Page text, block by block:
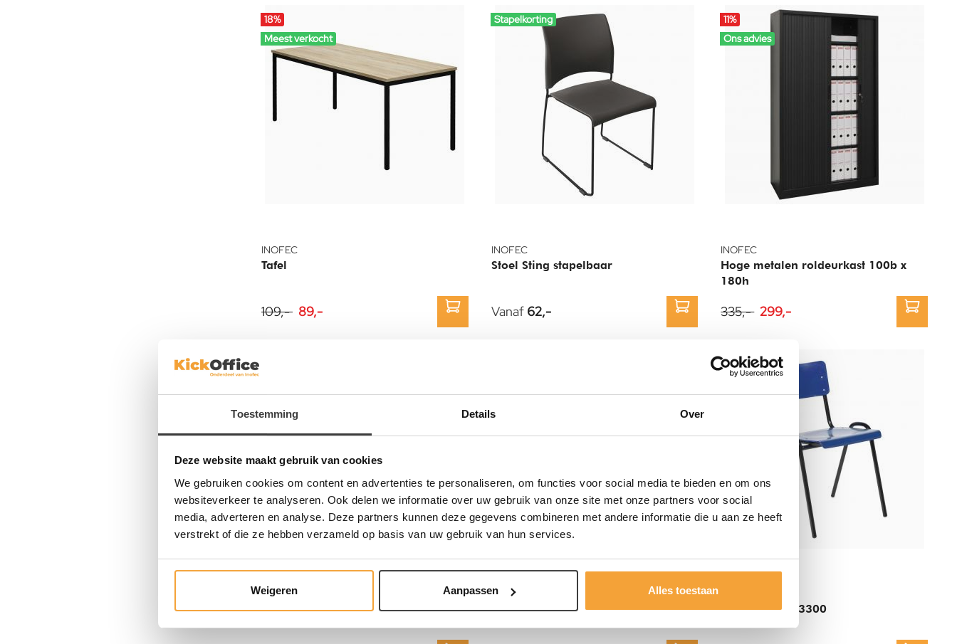
Toestemming Details Over
Deze website maakt gebruik van cookies
We gebruiken cookies om content en advertenties te personaliseren, om functies voor social media te bieden en om ons
websiteverkeer te analyseren. Ook delen we informatie over uw gebruik van onze site met onze partners voor social
media, adverteren en analyse. Deze partners kunnen deze gegevens combineren met andere informatie die u aan ze heeft
verstrekt of die ze hebben verzameld op basis van uw gebruik van hun services.
Weigeren Aanpassen Alles toestaan
18%
Meest verkocht
INOFEC
Tafel
109,- 89,-
Stapelkorting
INOFEC
Stoel Sting stapelbaar
Vanaf 62,-
11%
Ons advies
INOFEC
Hoge metalen roldeurkast 100b x
180h
335,- 299,-
INOFEC
Ladeblok Basic 3 laden
INOFEC
Lage schuifdeurkast 160b x 75h
Stapelkorting
Stoel De Valk 3300